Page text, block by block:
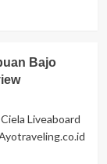
Bajo
Liveaboard